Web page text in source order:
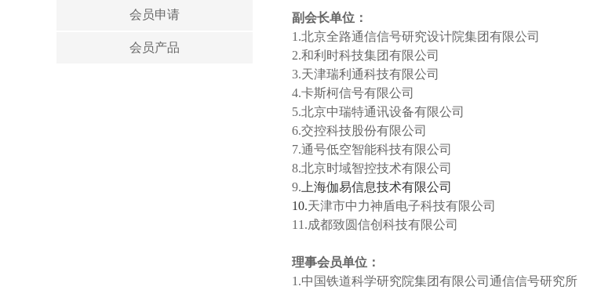
会员申请
会员产品
副会长单位：
1.北京全路通信信号研究设计院集团有限公司
2.和利时科技集团有限公司
3.天津瑞利通科技有限公司
4.卡斯柯信号有限公司
5.北京中瑞特通讯设备有限公司
6.交控科技股份有限公司
7.通号低空智能科技有限公司
8.北京时域智控技术有限公司
9. 上海伽易信息技术有限公司
10.天津市中力神盾电子科技有限公司
11.成都致圆信创科技有限公司
理事会员单位：
1.中国铁道科学研究院集团有限公司通信信号研究所